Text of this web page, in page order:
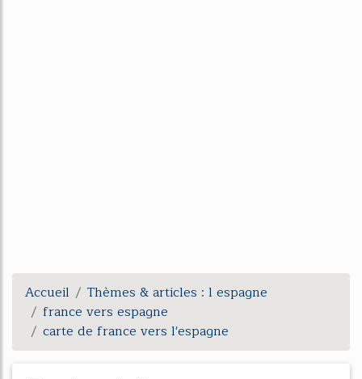
Accueil
Thèmes & articles : l espagne
france vers espagne
carte de france vers l'espagne